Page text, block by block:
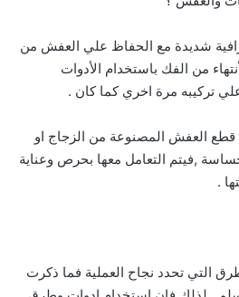
شديدة مع الحفاظ علي العفش من
من الفك باستخدام الأدوات
تركيبه مرة اخري كما كان .
قطع العفش المصنوعة من الزجاج او
,فيتم التعامل معها بحرص وعناية
.
التي تحدد نجاح العملية فما ذكرت